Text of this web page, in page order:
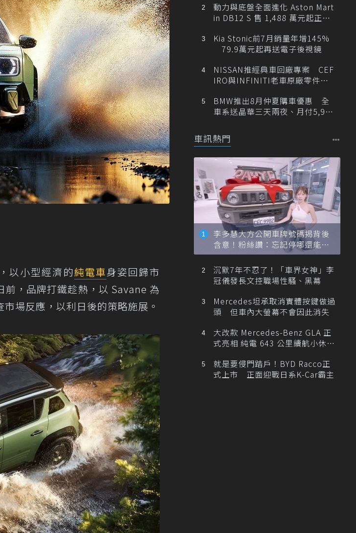
以小型經濟的純電車身姿回歸市
，品牌打鐵趁熱，以 Savane 為
場反應，以利日後的策略施展。
動力與底盤全面進化 Aston Mart
in DB12 S 售 1,488 萬元起正式
Kia Stonic前7月銷量年增145%
79.9萬元起再送電子後視鏡
NISSAN推經典車回廠專案 CEF
IRO與INFINITI老車原廠零件最
BMW推出8月仲夏購車優惠 全
車系送晶華三天兩夜、月付5,900
車訊熱門
李多慧大方公開車牌號碼揭背後
含意！粉絲讚：忘記停哪還能幫
忙找車
沉默7年不忍了！「車界女神」李
冠儀發長文控職場性騷、黑幕
Mercedes坦承取消實體按鍵做過
頭 但車內大螢幕不會因此消失
大改款 Mercedes-Benz GLA 正
式亮相 純電 643 公里續航小休
就是要侵門踏戶！BYD Racco正
式上市 正面迎戰日系K-Car霸主